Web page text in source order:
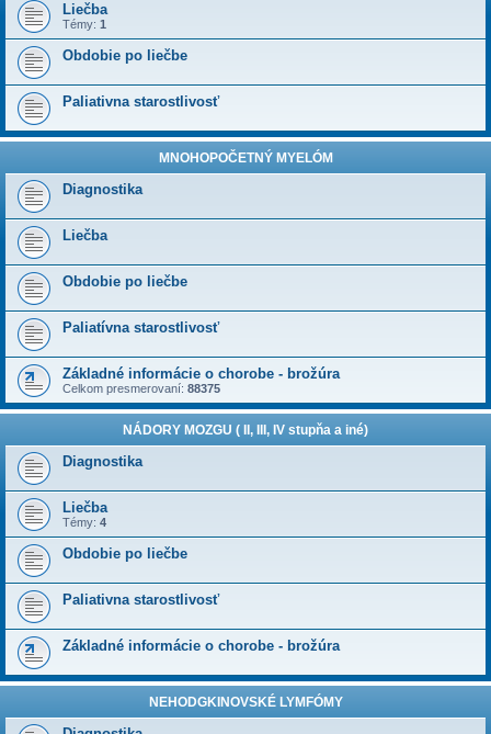
Liečba
Témy: 1
Obdobie po liečbe
Paliativna starostlivosť
MNOHOPOČETNÝ MYELÓM
Diagnostika
Liečba
Obdobie po liečbe
Paliatívna starostlivosť
Základné informácie o chorobe - brožúra
Celkom presmerovaní: 88375
NÁDORY MOZGU ( II, III, IV stupňa a iné)
Diagnostika
Liečba
Témy: 4
Obdobie po liečbe
Paliativna starostlivosť
Základné informácie o chorobe - brožúra
NEHODGKINOVSKÉ LYMFÓMY